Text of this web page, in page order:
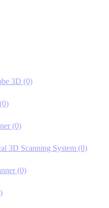
3D (0)
(0)
(0)
3D Scanning System (0)
(0)